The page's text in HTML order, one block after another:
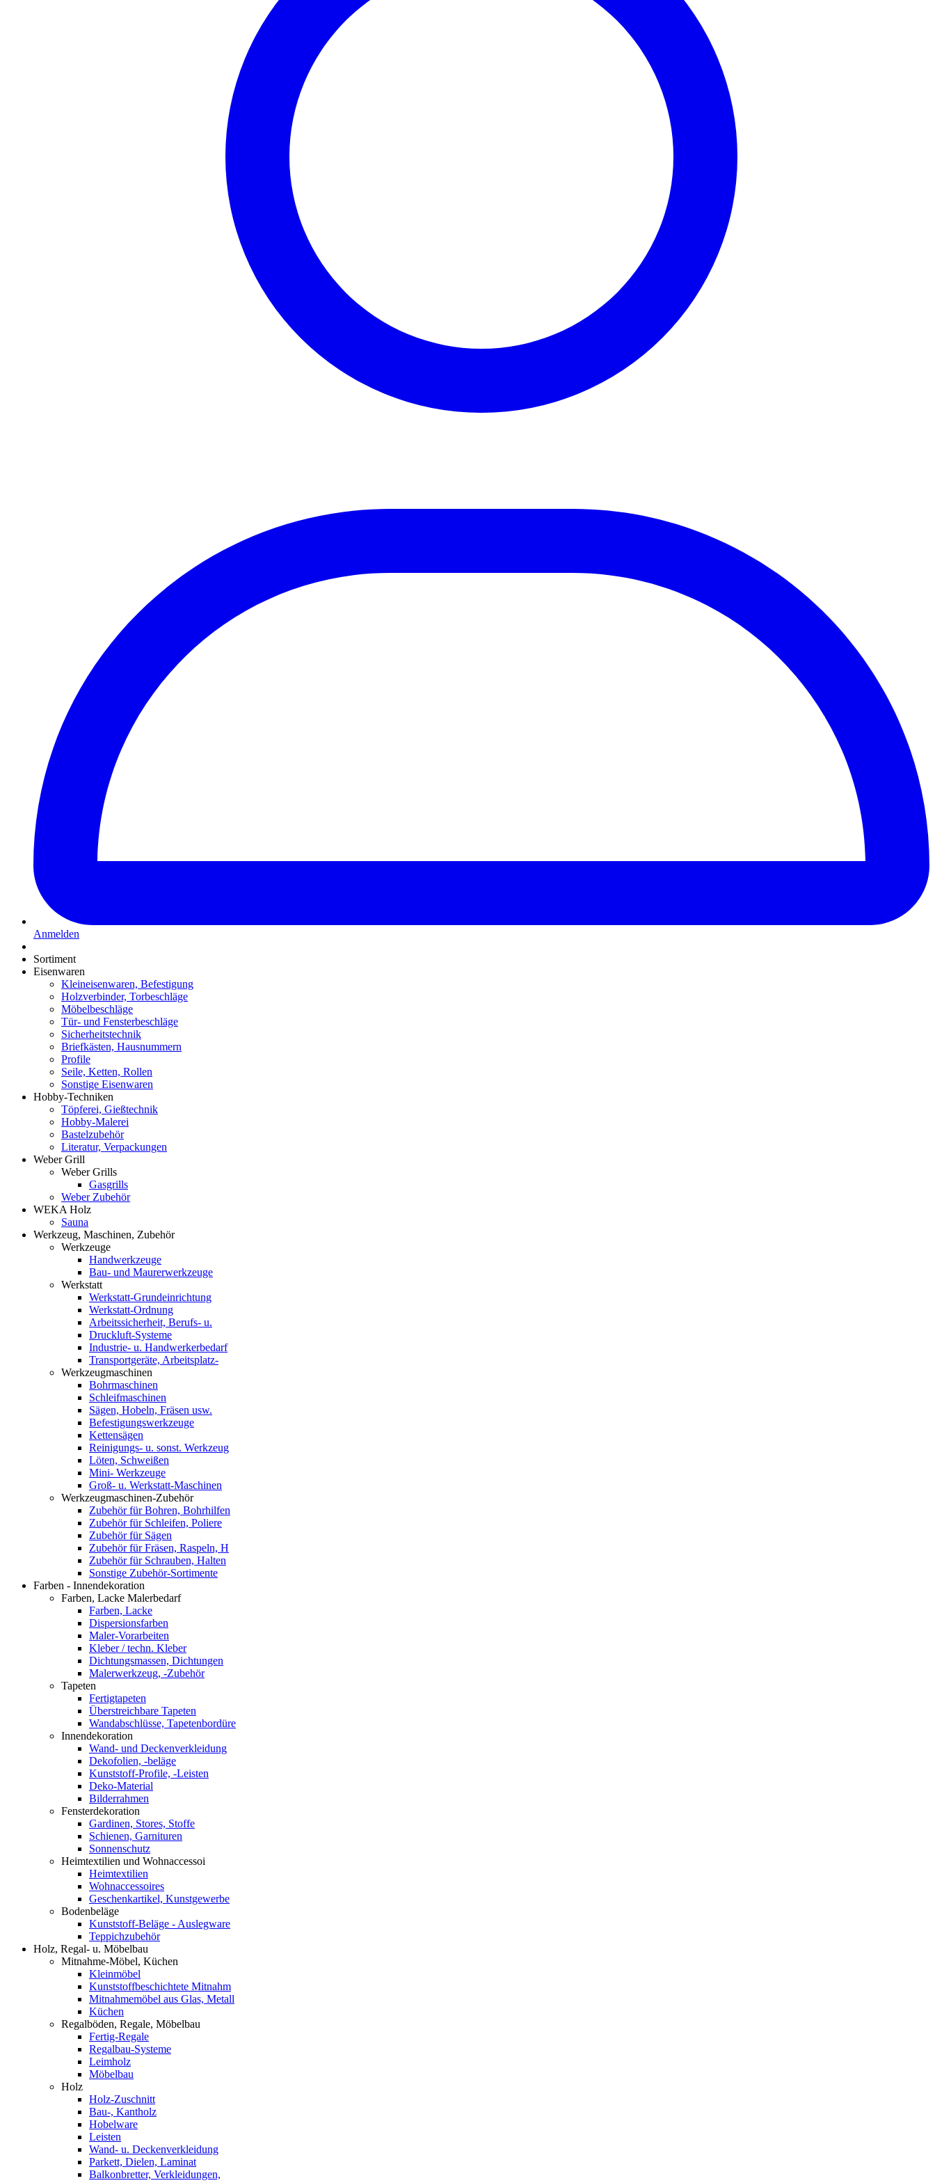
Anmelden
Sortiment
Eisenwaren
Kleineisenwaren, Befestigung
Holzverbinder, Torbeschläge
Möbelbeschläge
Tür- und Fensterbeschläge
Sicherheitstechnik
Briefkästen, Hausnummern
Profile
Seile, Ketten, Rollen
Sonstige Eisenwaren
Hobby-Techniken
Töpferei, Gießtechnik
Hobby-Malerei
Bastelzubehör
Literatur, Verpackungen
Weber Grill
Weber Grills
Gasgrills
Weber Zubehör
WEKA Holz
Sauna
Werkzeug, Maschinen, Zubehör
Werkzeuge
Handwerkzeuge
Bau- und Maurerwerkzeuge
Werkstatt
Werkstatt-Grundeinrichtung
Werkstatt-Ordnung
Arbeitssicherheit, Berufs- u.
Druckluft-Systeme
Industrie- u. Handwerkerbedarf
Transportgeräte, Arbeitsplatz-
Werkzeugmaschinen
Bohrmaschinen
Schleifmaschinen
Sägen, Hobeln, Fräsen usw.
Befestigungswerkzeuge
Kettensägen
Reinigungs- u. sonst. Werkzeug
Löten, Schweißen
Mini- Werkzeuge
Groß- u. Werkstatt-Maschinen
Werkzeugmaschinen-Zubehör
Zubehör für Bohren, Bohrhilfen
Zubehör für Schleifen, Poliere
Zubehör für Sägen
Zubehör für Fräsen, Raspeln, H
Zubehör für Schrauben, Halten
Sonstige Zubehör-Sortimente
Farben - Innendekoration
Farben, Lacke Malerbedarf
Farben, Lacke
Dispersionsfarben
Maler-Vorarbeiten
Kleber / techn. Kleber
Dichtungsmassen, Dichtungen
Malerwerkzeug, -Zubehör
Tapeten
Fertigtapeten
Überstreichbare Tapeten
Wandabschlüsse, Tapetenbordüre
Innendekoration
Wand- und Deckenverkleidung
Dekofolien, -beläge
Kunststoff-Profile, -Leisten
Deko-Material
Bilderrahmen
Fensterdekoration
Gardinen, Stores, Stoffe
Schienen, Garnituren
Sonnenschutz
Heimtextilien und Wohnaccessoi
Heimtextilien
Wohnaccessoires
Geschenkartikel, Kunstgewerbe
Bodenbeläge
Kunststoff-Beläge - Auslegware
Teppichzubehör
Holz, Regal- u. Möbelbau
Mitnahme-Möbel, Küchen
Kleinmöbel
Kunststoffbeschichtete Mitnahm
Mitnahmemöbel aus Glas, Metall
Küchen
Regalböden, Regale, Möbelbau
Fertig-Regale
Regalbau-Systeme
Leimholz
Möbelbau
Holz
Holz-Zuschnitt
Bau-, Kantholz
Hobelware
Leisten
Wand- u. Deckenverkleidung
Parkett, Dielen, Laminat
Balkonbretter, Verkleidungen,